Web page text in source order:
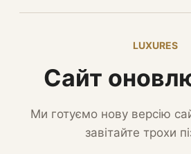
LUXURES
Сайт
Ми готуємо нову версію
завітайте трохи